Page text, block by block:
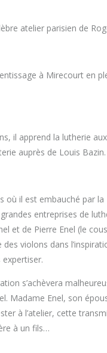
atelier parisien de
à Mirecourt en
il apprend la lutherie
auprès de Louis Bazin.
où il est embauché par la
grandes entreprises de
et de Pierre Enel (le
violons dans
s’achèvera
Madame Enel, son
à l’atelier, cette
à un fils…